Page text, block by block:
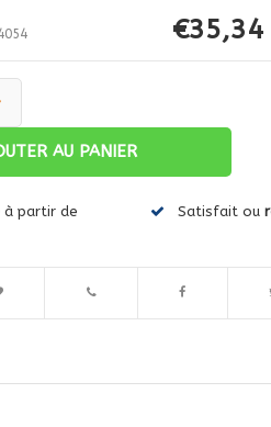
Agrandir l'image
€35,34
AU PANIER
à partir de
Satisfait ou